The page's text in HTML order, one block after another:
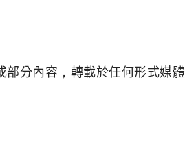
分內容，轉載於任何形式媒體